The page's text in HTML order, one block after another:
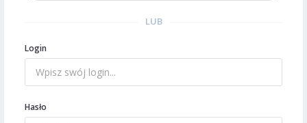
LUB
Login
Hasło